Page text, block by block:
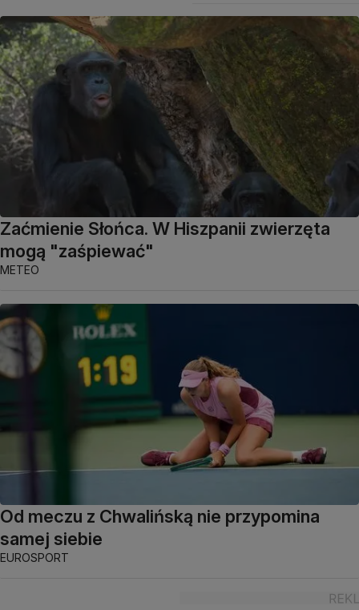
Zaćmienie Słońca. W Hiszpanii zwierzęta
mogą "zaśpiewać"
METEO
Od meczu z Chwalińską nie przypomina
samej siebie
EUROSPORT